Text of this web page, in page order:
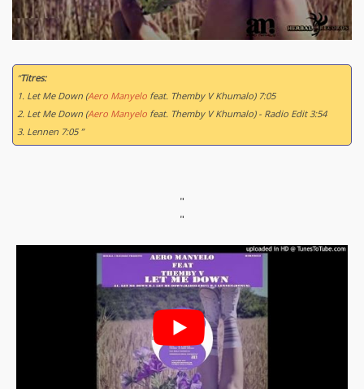
“Titres:
1. Let Me Down (Aero Manyelo feat. Themby V Khumalo) 7:05
2. Let Me Down (Aero Manyelo feat. Themby V Khumalo) - Radio Edit 3:54
3. Lennen 7:05 ”
"
"